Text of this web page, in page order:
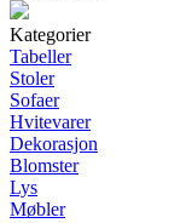
Kategorier
Tabeller
Stoler
Sofaer
Hvitevarer
Dekorasjon
Blomster
Lys
Møbler